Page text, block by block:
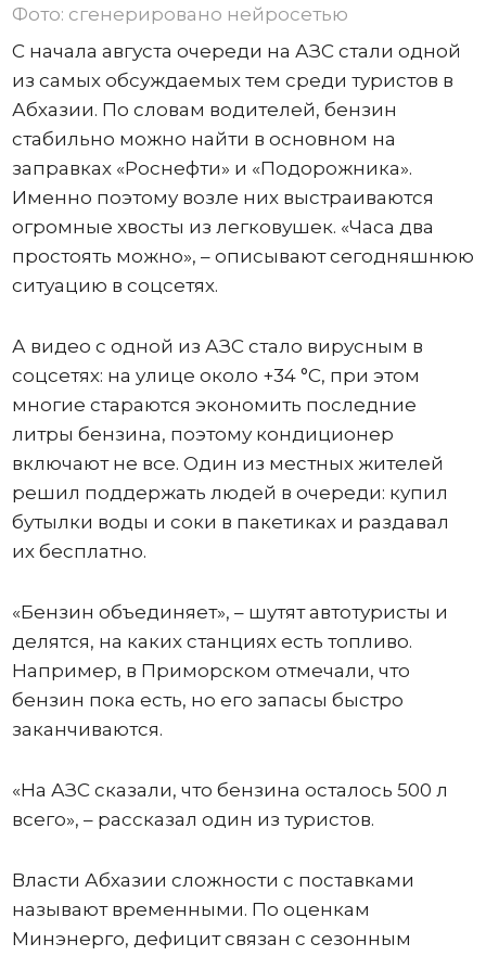
Фото: сгенерировано нейросетью
С начала августа очереди на АЗС стали одной
из самых обсуждаемых тем среди туристов в
Абхазии. По словам водителей, бензин
стабильно можно найти в основном на
заправках «Роснефти» и «Подорожника».
Именно поэтому возле них выстраиваются
огромные хвосты из легковушек. «Часа два
простоять можно», – описывают сегодняшнюю
ситуацию в соцсетях.
А видео с одной из АЗС стало вирусным в
соцсетях: на улице около +34 °C, при этом
многие стараются экономить последние
литры бензина, поэтому кондиционер
включают не все. Один из местных жителей
решил поддержать людей в очереди: купил
бутылки воды и соки в пакетиках и раздавал
их бесплатно.
«Бензин объединяет», – шутят автотуристы и
делятся, на каких станциях есть топливо.
Например, в Приморском отмечали, что
бензин пока есть, но его запасы быстро
заканчиваются.
«На АЗС сказали, что бензина осталось 500 л
всего», – рассказал один из туристов.
Власти Абхазии сложности с поставками
называют временными. По оценкам
Минэнерго, дефицит связан с сезонным